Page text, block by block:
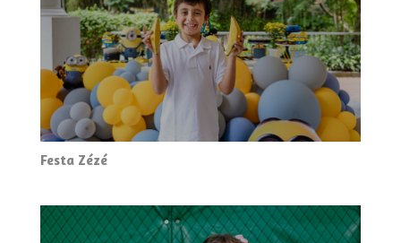
Festa Zézé